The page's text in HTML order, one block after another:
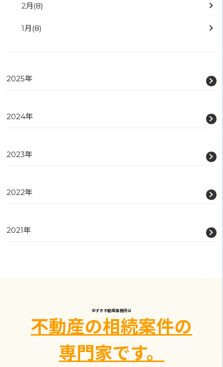
2月 (8)
1月 (8)
2025年
2024年
2023年
2022年
2021年
ゆずき不動産事務所は
不動産の相続案件の
専門家です。